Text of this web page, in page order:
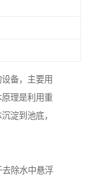
备，主要用
理是利用重
淀到池底，
除水中悬浮